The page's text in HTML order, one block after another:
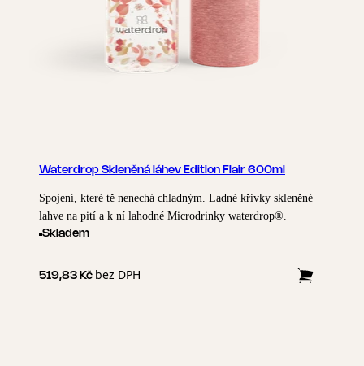
Waterdrop Skleněná láhev Edition Flair 600ml
Spojení, které tě nenechá chladným. Ladné křivky skleněné
lahve na pití a k ní lahodné Microdrinky waterdrop®.
Skladem
519,83 Kč bez DPH